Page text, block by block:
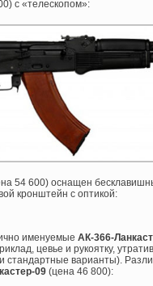
с «телескопом»:
54 600) оснащен
кронштейн с оптикой:
именуемые АК-366-
цевье и рукоятку,
стандартные варианты).
09 (цена 46 800):